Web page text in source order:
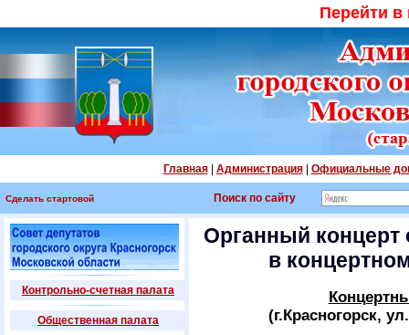
Перейти
Главная| Администрация| Официальные
Сделать стартовой Поиск по сайту
Контрольно-счетная палата
Общественная палата
Органный концерт
в
(г.Красногорск,